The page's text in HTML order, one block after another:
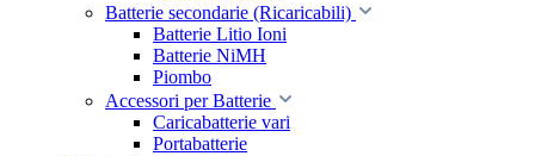
Batterie secondarie (Ricaricabili)
Batterie Litio Ioni
Batterie NiMH
Piombo
Accessori per Batterie
Caricabatterie vari
Portabatterie